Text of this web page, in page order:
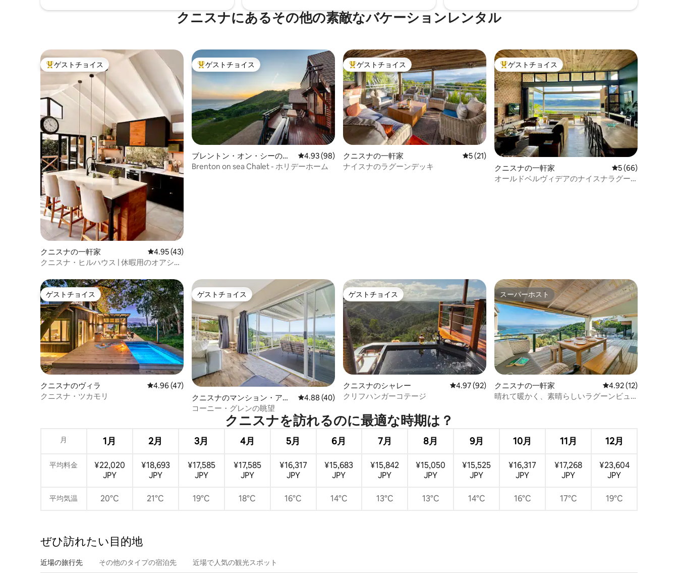
クニスナにあるその他の素敵なバケーションレンタル
大好評のゲストチョイスです。
ゲストチョイス
クニスナの一軒家 レビュー43件、5つ星中4.95つ星の平均評価
4.95 (43)
クニスナ・ヒルハウス | 休暇用のオアシ
大好評のゲストチョイスです。
ゲストチョイス
ブレントン・オン・シーのコ
テージ
レビュー98件、5つ星中4.93つ星の平均評価
4.93 (98)
Brenton on sea Chalet - ホリデーホーム
大好評のゲストチョイスです。
ゲストチョイス
クニスナの一軒家 レビュー21件、5つ星中5つ星の平均評価
5 (21)
ナイスナのラグーンデッキ
大好評のゲストチョイスです。
ゲストチョイス
クニスナの一軒家 レビュー66件、5
5 (66)
オールドベルヴィデアのナイスナラグー
ゲストチョイス
ゲストチョイス
クニスナのヴィラ レビュー47件、5つ星中4.96つ星の平均評価
4.96 (47)
クニスナ・ツカモリ
ゲストチョイス
ゲストチョイス
クニスナのマンション・アパ
ート
レビュー40件、5つ星中4.88つ星の平均評価
4.88 (40)
コーニー・グレンの眺望
ゲストチョイス
ゲストチョイス
クニスナのシャレー レビュー92件、5つ星中4.97つ星の平均評価
4.97 (92)
クリフハンガーコテージ
スーパーホスト
スーパーホスト
クニスナの一軒家 レビュー12件、5つ
4.92 (12)
晴れて暖かく、素晴らしいラグーンビュ
クニスナを訪⁠れ⁠るの⁠に最⁠適⁠な時⁠期⁠は⁠？
月 1月 2月 3月 4月 5月 6月 7月 8月 9月 10月 11月 12月
平均料金
¥22,020
JPY
¥18,693
JPY
¥17,585
JPY
¥17,585
JPY
¥16,317
JPY
¥15,683
JPY
¥15,842
JPY
¥15,050
JPY
¥15,525
JPY
¥16,317
JPY
¥17,268
JPY
¥23,604
JPY
平均気温 20°C 21°C 19°C 18°C 16°C 14°C 13°C 13°C 14°C 16°C 17°C 19°C
ぜひ訪⁠れ⁠た⁠い目⁠的⁠地
近場の旅行先 その他のタ⁠イ⁠プ⁠の宿⁠泊⁠先 近場で人気の観光スポット